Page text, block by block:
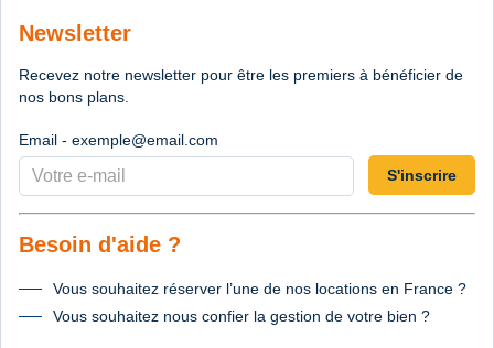
Newsletter
Recevez notre newsletter pour être les premiers à bénéficier de
nos bons plans.
Email - exemple@email.com
S'inscrire
Besoin d'aide ?
Vous souhaitez réserver l’une de nos locations en France ?
Vous souhaitez nous confier la gestion de votre bien ?